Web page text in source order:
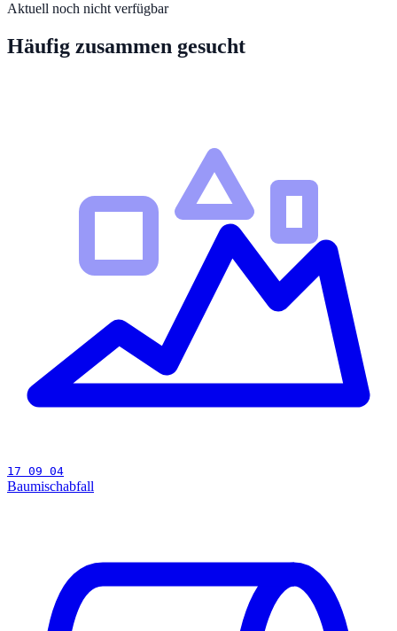
Aktuell noch nicht verfügbar
Häufig zusammen gesucht
17 09 04
Baumischabfall